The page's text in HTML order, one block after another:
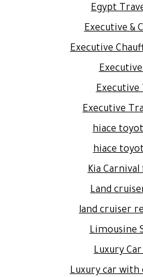
Egypt
Executive &
Executive
Executive
Executive
hiace
hiace
Kia
Land
land cruiser
Limousine
Luxury
Luxury car with